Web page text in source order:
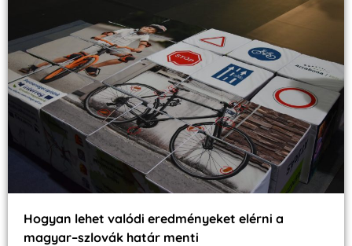
Hogyan lehet valódi eredményeket elérni a
magyar–szlovák határ menti